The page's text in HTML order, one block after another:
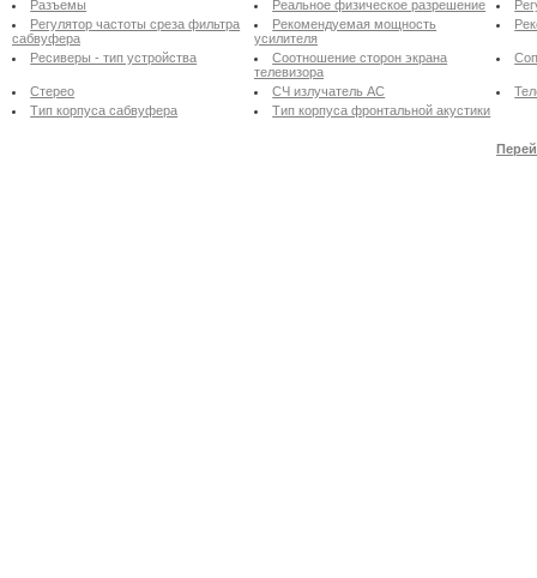
Разъемы Реальное физическое разрешение
Регулятор частоты среза фильтра
сабвуфера
Рекомендуемая мощность
усилителя
Ресиверы - тип устройства
Соотношение сторон экрана
телевизора
Стерео СЧ излучатель АС
Тип корпуса сабвуфера
Тип корпуса фронтальной акустики